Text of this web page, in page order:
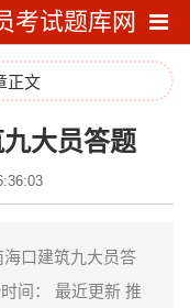
考试题库网
正文
大员答题
口建筑九大员答
间： 最近更新 推